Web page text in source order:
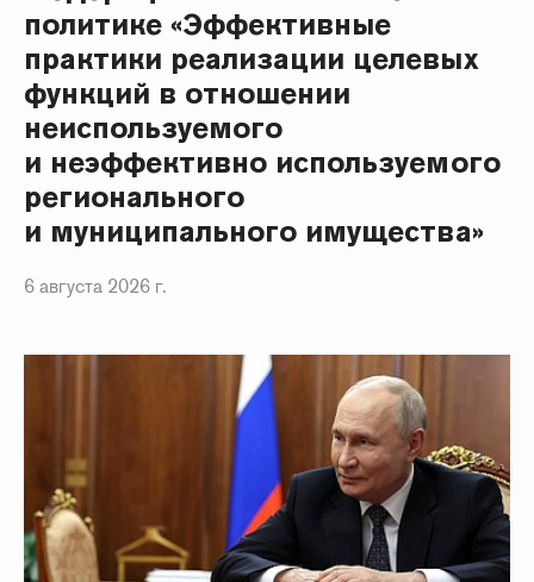
политике «Эффективные
практики реализации целевых
функций в отношении
неиспользуемого
и неэффективно используемого
регионального
и муниципального имущества»
6 августа 2026 г.